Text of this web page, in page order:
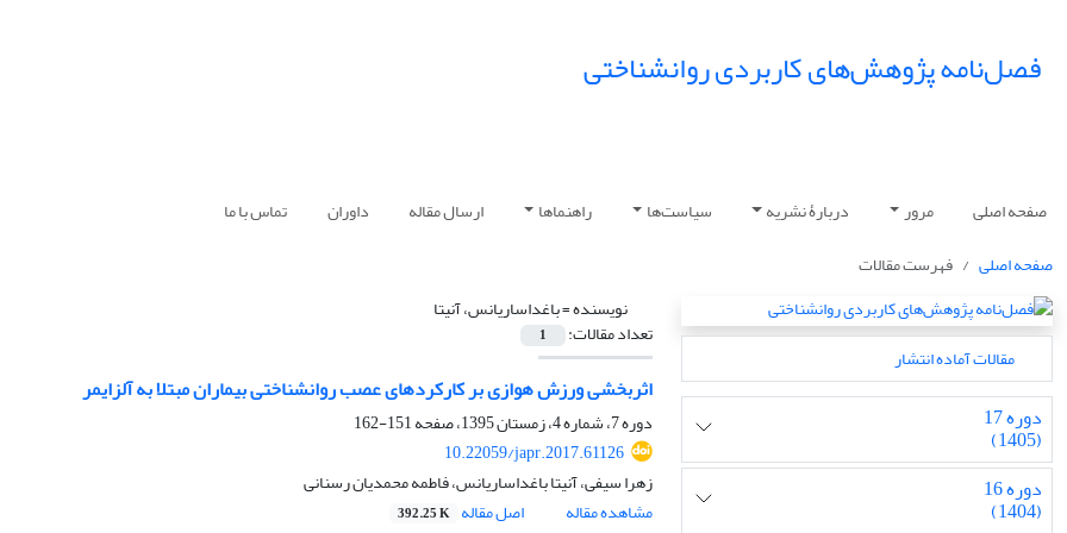
فصل‌نامه پژوهش‌های کاربردی روانشناختی
صفحه اصلی مرور دربارۀ نشریه سیاست‌ها راهنماها ارسال مقاله داوران
تماس با ما
صفحه اصلی
فهرست مقالات
مقالات آماده انتشار
دوره 17
(1405)
دوره 16
(1404)
نویسنده =باغداساریانس، آنیتا
تعداد مقالات: 1
اثربخشی ورزش هوازی بر کارکردهای عصب روانشناختی بیماران مبتلا به آلزایمر
دوره 7، شماره 4، زمستان 1395، صفحه
151-162
10.22059/japr.2017.61126
زهرا سیفی، آنیتا باغداساریانس، فاطمه محمدیان رسنانی
مشاهده مقاله
اصل مقاله 392.25 K